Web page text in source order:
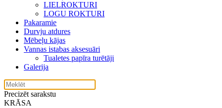
LIELROKTURI
LOGU ROKTURI
Pakaramie
Durvju atdures
Mēbeļu kājas
Vannas istabas aksesuāri
Tualetes papīra turētāji
Galerija
Precizēt sarakstu
KRĀSA